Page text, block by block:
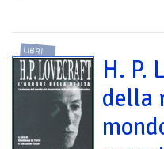
LIBRI
H. P.
della